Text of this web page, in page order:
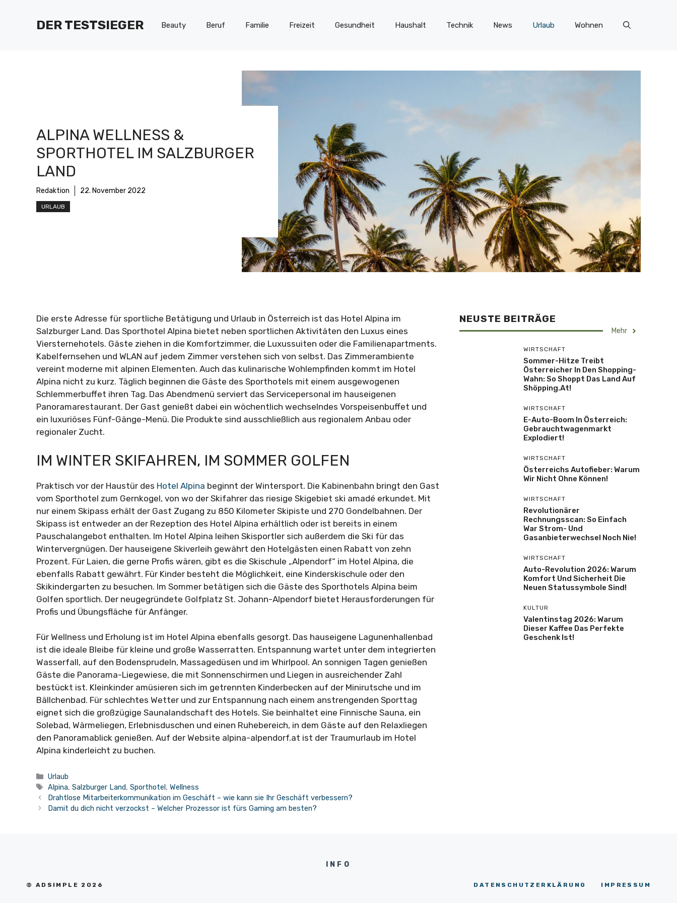
DER TESTSIEGER Beauty Beruf Familie Freizeit Gesundheit Haushalt Technik News Urlaub Wohnen
ALPINA WELLNESS &
SPORTHOTEL IM SALZBURGER
LAND
Redaktion 22. November 2022
URLAUB
Die erste Adresse für sportliche Betätigung und Urlaub in Österreich ist das Hotel Alpina im
Salzburger Land. Das Sporthotel Alpina bietet neben sportlichen Aktivitäten den Luxus eines
Viersternehotels. Gäste ziehen in die Komfortzimmer, die Luxussuiten oder die Familienapartments.
Kabelfernsehen und WLAN auf jedem Zimmer verstehen sich von selbst. Das Zimmerambiente
vereint moderne mit alpinen Elementen. Auch das kulinarische Wohlempfinden kommt im Hotel
Alpina nicht zu kurz. Täglich beginnen die Gäste des Sporthotels mit einem ausgewogenen
Schlemmerbuffet ihren Tag. Das Abendmenü serviert das Servicepersonal im hauseigenen
Panoramarestaurant. Der Gast genießt dabei ein wöchentlich wechselndes Vorspeisenbuffet und
ein luxuriöses Fünf-Gänge-Menü. Die Produkte sind ausschließlich aus regionalem Anbau oder
regionaler Zucht.
IM WINTER SKIFAHREN, IM SOMMER GOLFEN
Praktisch vor der Haustür des Hotel Alpina beginnt der Wintersport. Die Kabinenbahn bringt den Gast
vom Sporthotel zum Gernkogel, von wo der Skifahrer das riesige Skigebiet ski amadé erkundet. Mit
nur einem Skipass erhält der Gast Zugang zu 850 Kilometer Skipiste und 270 Gondelbahnen. Der
Skipass ist entweder an der Rezeption des Hotel Alpina erhältlich oder ist bereits in einem
Pauschalangebot enthalten. Im Hotel Alpina leihen Skisportler sich außerdem die Ski für das
Wintervergnügen. Der hauseigene Skiverleih gewährt den Hotelgästen einen Rabatt von zehn
Prozent. Für Laien, die gerne Profis wären, gibt es die Skischule „Alpendorf“ im Hotel Alpina, die
ebenfalls Rabatt gewährt. Für Kinder besteht die Möglichkeit, eine Kinderskischule oder den
Skikindergarten zu besuchen. Im Sommer betätigen sich die Gäste des Sporthotels Alpina beim
Golfen sportlich. Der neugegründete Golfplatz St. Johann-Alpendorf bietet Herausforderungen für
Profis und Übungsfläche für Anfänger.
Für Wellness und Erholung ist im Hotel Alpina ebenfalls gesorgt. Das hauseigene Lagunenhallenbad
ist die ideale Bleibe für kleine und große Wasserratten. Entspannung wartet unter dem integrierten
Wasserfall, auf den Bodensprudeln, Massagedüsen und im Whirlpool. An sonnigen Tagen genießen
Gäste die Panorama-Liegewiese, die mit Sonnenschirmen und Liegen in ausreichender Zahl
bestückt ist. Kleinkinder amüsieren sich im getrennten Kinderbecken auf der Minirutsche und im
Bällchenbad. Für schlechtes Wetter und zur Entspannung nach einem anstrengenden Sporttag
eignet sich die großzügige Saunalandschaft des Hotels. Sie beinhaltet eine Finnische Sauna, ein
Solebad, Wärmeliegen, Erlebnisduschen und einen Ruhebereich, in dem Gäste auf den Relaxliegen
den Panoramablick genießen. Auf der Website alpina-alpendorf.at ist der Traumurlaub im Hotel
Alpina kinderleicht zu buchen.
Kategorien
Urlaub
Schlagwörter
Alpina,Salzburger Land,Sporthotel,Wellness
Drahtlose Mitarbeiterkommunikation im Geschäft – wie kann sie Ihr Geschäft verbessern?
Damit du dich nicht verzockst – Welcher Prozessor ist fürs Gaming am besten?
NEUSTE BEITRÄGE
Mehr
WIRTSCHAFT
Sommer-Hitze Treibt
Österreicher In Den Shopping-
Wahn: So Shoppt Das Land Auf
Shöpping.at!
WIRTSCHAFT
E-Auto-Boom In Österreich:
Gebrauchtwagenmarkt
Explodiert!
WIRTSCHAFT
Österreichs Autofieber: Warum
Wir Nicht Ohne Können!
WIRTSCHAFT
Revolutionärer
Rechnungsscan: So Einfach
War Strom- Und
Gasanbieterwechsel Noch Nie!
WIRTSCHAFT
Auto-Revolution 2026: Warum
Komfort Und Sicherheit Die
Neuen Statussymbole Sind!
KULTUR
Valentinstag 2026: Warum
Dieser Kaffee Das Perfekte
Geschenk Ist!
INFO
© ADSIMPLE 2026 DATENSCHUTZERKLÄRUNG IMPRESSUM